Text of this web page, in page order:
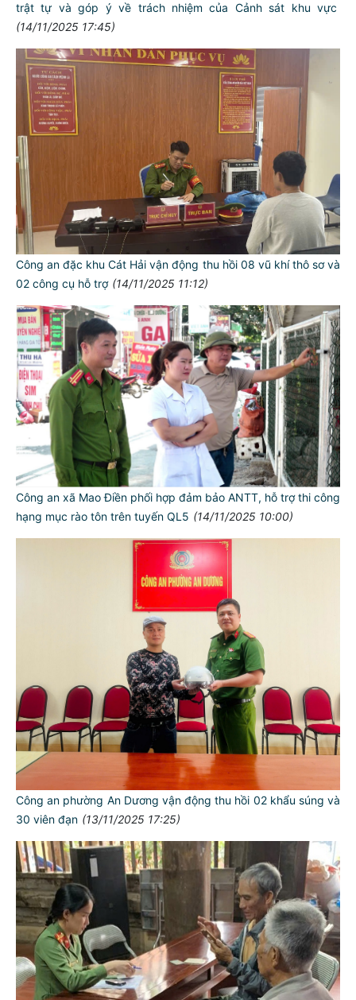
trật tự và góp ý về trách nhiệm của Cảnh sát khu vực
(14/11/2025 17:45)
Công an đặc khu Cát Hải vận động thu hồi 08 vũ khí thô sơ và
02 công cụ hỗ trợ (14/11/2025 11:12)
Công an xã Mao Điền phối hợp đảm bảo ANTT, hỗ trợ thi công
hạng mục rào tôn trên tuyến QL5 (14/11/2025 10:00)
Công an phường An Dương vận động thu hồi 02 khẩu súng và
30 viên đạn (13/11/2025 17:25)